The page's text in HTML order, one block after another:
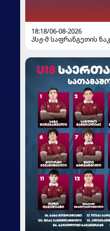
18:18/06-08-2026
პსჟ-მ საფრანგეთის